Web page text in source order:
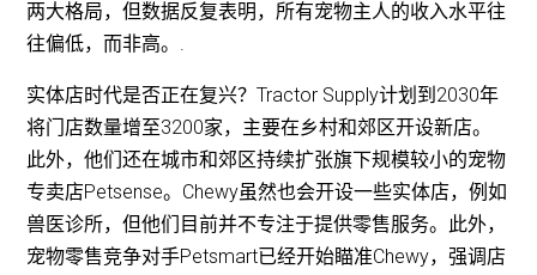
两大格局，但数据反复表明，所有宠物主人的收入水平往
往偏低，而非高。.
实体店时代是否正在复兴？Tractor Supply计划到2030年
将门店数量增至3200家，主要在乡村和郊区开设新店。
此外，他们还在城市和郊区持续扩张旗下规模较小的宠物
专卖店Petsense。Chewy虽然也会开设一些实体店，例如
兽医诊所，但他们目前并不专注于提供零售服务。此外，
宠物零售竞争对手Petsmart已经开始瞄准Chewy，强调店